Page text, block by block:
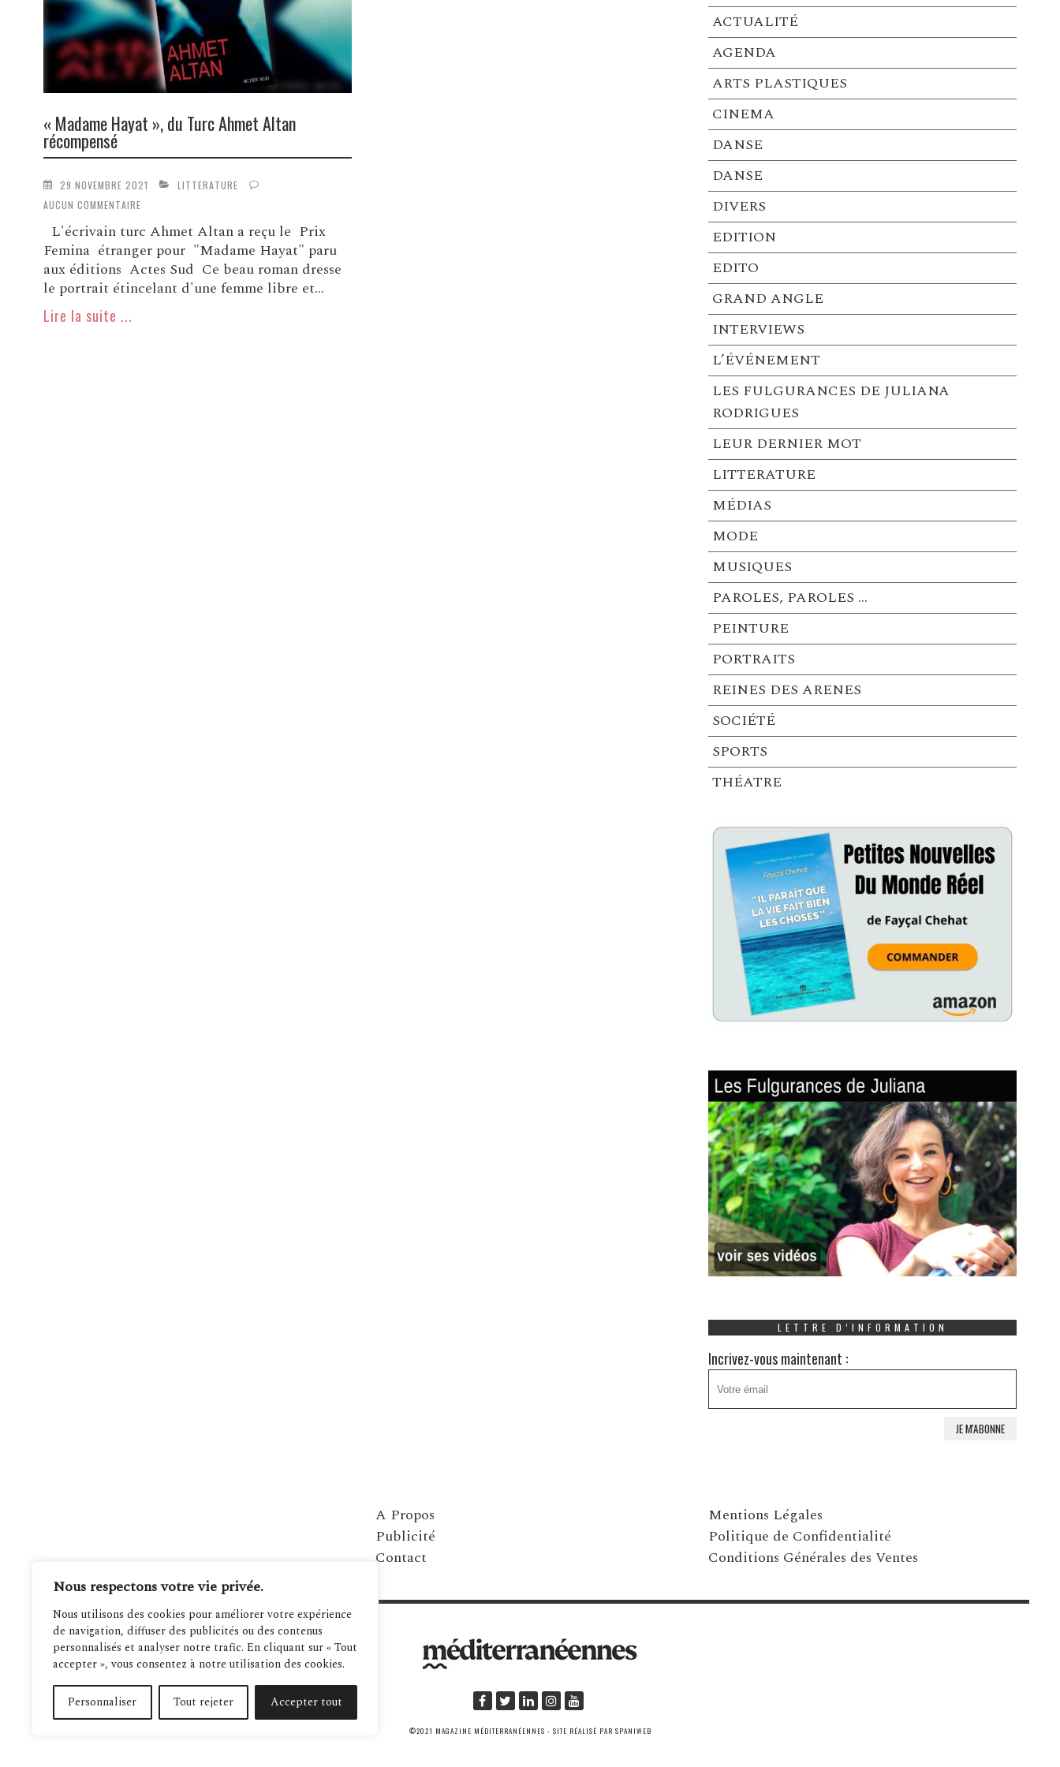
Nous respectons votre vie privée.
Nous utilisons des cookies pour améliorer votre expérience
de navigation, diffuser des publicités ou des contenus
personnalisés et analyser notre trafic. En cliquant sur « Tout
accepter », vous consentez à notre utilisation des cookies.
Personnaliser Tout rejeter Accepter tout
« Madame Hayat », du Turc Ahmet Altan
récompensé
29 NOVEMBRE 2021
LITTERATURE
AUCUN COMMENTAIRE
L'écrivain turc Ahmet Altan a reçu le Prix
Femina étranger pour "Madame Hayat" paru
aux éditions Actes Sud Ce beau roman dresse
le portrait étincelant d'une femme libre et...
Lire la suite ...
ACTUALITÉ
AGENDA
ARTS PLASTIQUES
CINEMA
DANSE
DANSE
DIVERS
EDITION
EDITO
GRAND ANGLE
INTERVIEWS
L’ÉVÉNEMENT
LES FULGURANCES DE JULIANA
RODRIGUES
LEUR DERNIER MOT
LITTERATURE
MÉDIAS
MODE
MUSIQUES
PAROLES, PAROLES …
PEINTURE
PORTRAITS
REINES DES ARENES
SOCIÉTÉ
SPORTS
THÉATRE
LETTRE D’INFORMATION
Incrivez-vous maintenant :
A Propos
Publicité
Contact
Mentions Légales
Politique de Confidentialité
Conditions Générales des Ventes
©2021 MAGAZINE MÉDITERRANÉENNES - SITE RÉALISÉ PAR SPANIWEB